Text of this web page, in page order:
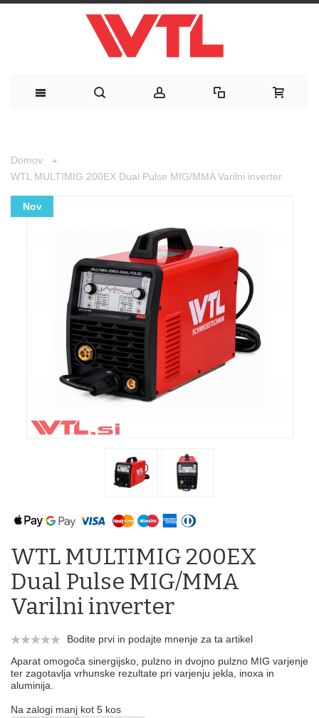
Domov
WTL MULTIMIG 200EX Dual Pulse MIG/MMA Varilni inverter
Nov
WTL MULTIMIG 200EX
Dual Pulse MIG/MMA
Varilni inverter
Bodite prvi in podajte mnenje za ta artikel
Aparat omogoča sinergijsko, pulzno in dvojno pulzno MIG varjenje
ter zagotavlja vrhunske rezultate pri varjenju jekla, inoxa in
aluminija.
Na zalogi manj kot 5 kos